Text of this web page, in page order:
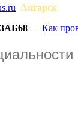
Ангарск
— Как